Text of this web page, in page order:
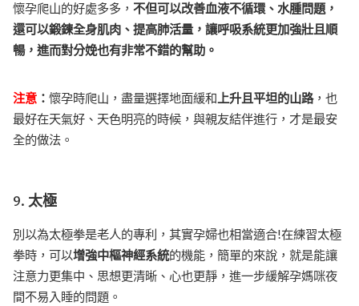
懷孕爬山的好處多多， 不但可以改善血液不循環、水腫問題，
還可以鍛鍊全身肌肉、提高肺活量，讓呼吸系統更加強壯且順
暢，進而對分娩也有非常不錯的幫助。
注意 ： 懷孕時爬山，盡量選擇地面緩和 上升且平坦的山路，也
最好在天氣好、天色明亮的時候，與親友結伴進行，才是最安
全的做法。
9. 太極
別以為太極拳是老人的專利，其實孕婦也相當適合!在練習太極
拳時，可以增強中樞神經系統的機能，簡單的來說，就是能讓
注意力更集中、思想更清晰、心也更靜，進一步緩解孕媽咪夜
間不易入睡的問題。